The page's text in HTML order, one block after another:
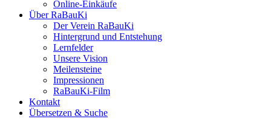
Online-Einkäufe
Über RaBauKi
Der Verein RaBauKi
Hintergrund und Entstehung
Lernfelder
Unsere Vision
Meilensteine
Impressionen
RaBauKi-Film
Kontakt
Übersetzen & Suche